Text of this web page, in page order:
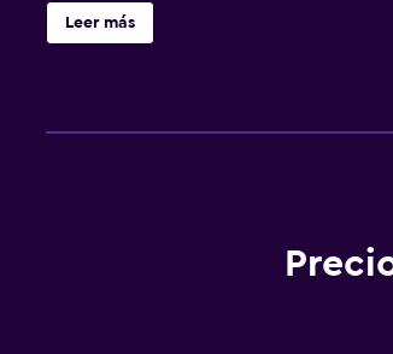
Se ofrece servicio de limpieza todos los
Leer más